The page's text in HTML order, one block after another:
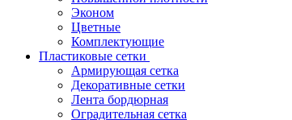
Эконом
Цветные
Комплектующие
Пластиковые сетки
Армирующая сетка
Декоративные сетки
Лента бордюрная
Оградительная сетка